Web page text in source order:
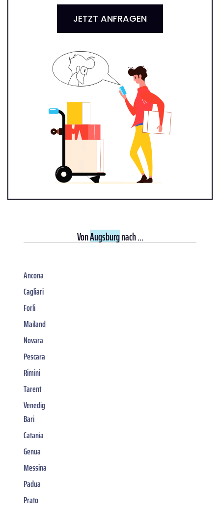
JETZT ANFRAGEN
VonAugsburgnach ...
Ancona
Cagliari
Forli
Mailand
Novara
Pescara
Rimini
Tarent
Venedig
Bari
Catania
Genua
Messina
Padua
Prato